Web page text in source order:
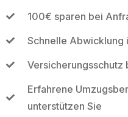
100€ sparen bei
Schnelle Abwicklung
Versicherungsschutz
Erfahrene
unterstützen Sie